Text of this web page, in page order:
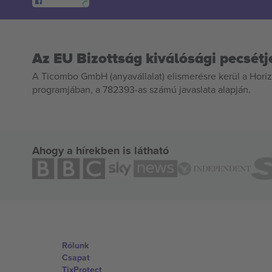
Az EU Bizottság kiválósági
A Ticombo GmbH (anyavállalat) elismerésre kerül a
programjában, a 782393-as számú javaslata alapján.
Ahogy a hírekben is látható
Rólunk
Csapat
TixProtect